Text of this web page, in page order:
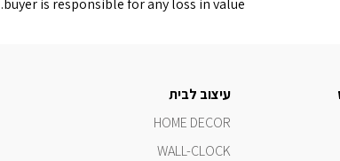
buyer is responsible for any loss in value.
עיצוב לבית
HOME DECOR
WALL-CLOCK